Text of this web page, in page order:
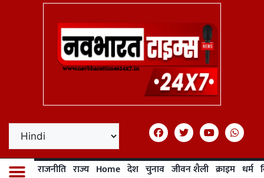
राजनीति राज्य Home देश चुनाव जीवन शैली क्राइम धर्म